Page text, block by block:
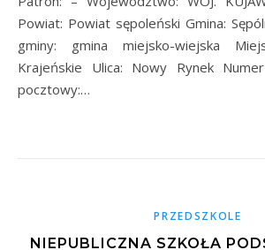
Powiat: Powiat sępoleński Gmina:
gminy: gmina miejsko-wiejska
Krajeńskie Ulica: Nowy Rynek
pocztowy:…
PRZEDSZKOLE
NIEPUBLICZNA SZKOŁA